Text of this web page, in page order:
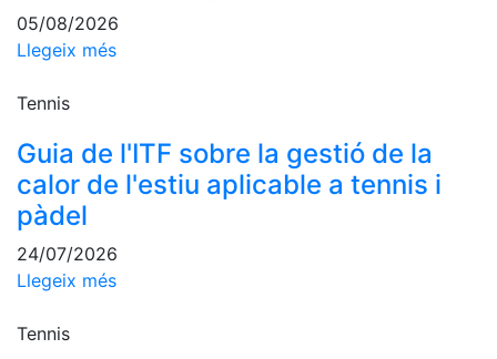
del
Campionat
Normativa
Altres esports
Àrea social
Activitats
Socials
culturals
05/08/2026
Llegeix més
Tennis
Guia de l'ITF sobre la gestió de la
calor de l'estiu aplicable a tennis i
pàdel
24/07/2026
Llegeix més
Tennis